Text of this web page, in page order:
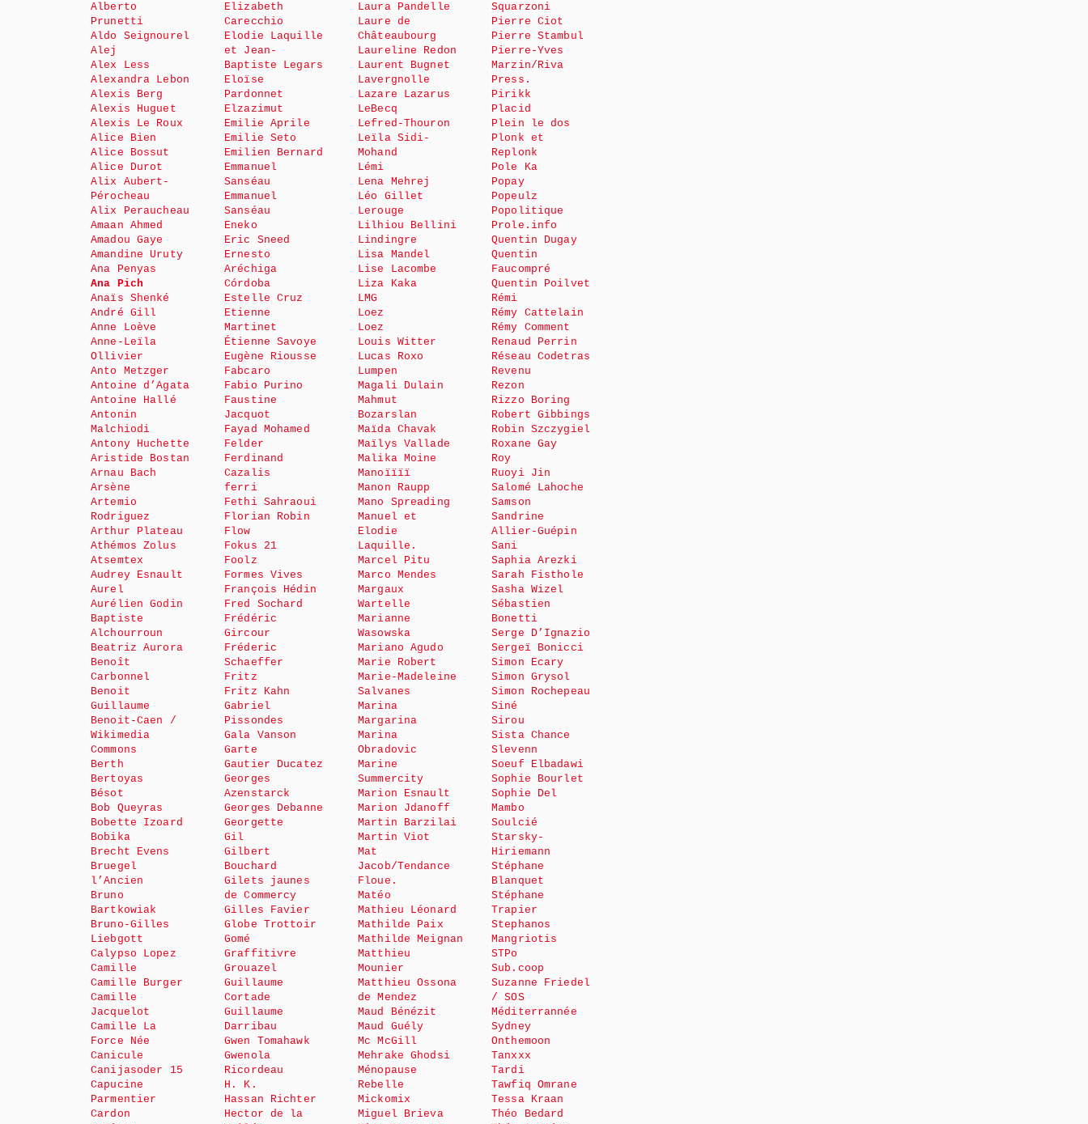
Alberto
Prunetti
Aldo Seignourel
Alej
Alex Less
Alexandra Lebon
Alexis Berg
Alexis Huguet
Alexis Le Roux
Alice Bien
Alice Bossut
Alice Durot
Alix Aubert-
Pérocheau
Alix Peraucheau
Amaan Ahmed
Amadou Gaye
Amandine Uruty
Ana Penyas
Ana Pich
Anaïs Shenké
André Gill
Anne Loève
Anne-Leïla
Ollivier
Anto Metzger
Antoine d’Agata
Antoine Hallé
Antonin
Malchiodi
Antony Huchette
Aristide Bostan
Arnau Bach
Arsène
Artemio
Rodriguez
Arthur Plateau
Athémos Zolus
Atsemtex
Audrey Esnault
Aurel
Aurélien Godin
Baptiste
Alchourroun
Beatriz Aurora
Benoît
Carbonnel
Benoit
Guillaume
Benoit-Caen /
Wikimedia
Commons
Berth
Bertoyas
Bésot
Bob Queyras
Bobette Izoard
Bobika
Brecht Evens
Bruegel
l’Ancien
Bruno
Bartkowiak
Bruno-Gilles
Liebgott
Calypso Lopez
Camille
Camille Burger
Camille
Jacquelot
Camille La
Force Née
Canicule
Canijasoder 15
Capucine
Parmentier
Cardon
Elizabeth
Carecchio
Elodie Laquille
et Jean-
Baptiste Legars
Eloïse
Pardonnet
Elzazimut
Emilie Aprile
Emilie Seto
Emilien Bernard
Emmanuel
Sanséau
Emmanuel
Sanséau
Eneko
Eric Sneed
Ernesto
Aréchiga
Córdoba
Estelle Cruz
Etienne
Martinet
Étienne Savoye
Eugène Riousse
Fabcaro
Fabio Purino
Faustine
Jacquot
Fayad Mohamed
Felder
Ferdinand
Cazalis
ferri
Fethi Sahraoui
Florian Robin
Flow
Fokus 21
Foolz
Formes Vives
François Hédin
Fred Sochard
Frédéric
Gircour
Fréderic
Schaeffer
Fritz
Fritz Kahn
Gabriel
Pissondes
Gala Vanson
Garte
Gautier Ducatez
Georges
Azenstarck
Georges Debanne
Georgette
Gil
Gilbert
Bouchard
Gilets jaunes
de Commercy
Gilles Favier
Globe Trottoir
Gomé
Graffitivre
Grouazel
Guillaume
Cortade
Guillaume
Darribau
Gwen Tomahawk
Gwenola
Ricordeau
H. K.
Hassan Richter
Hector de la
Laura Pandelle
Laure de
Châteaubourg
Laureline Redon
Laurent Bugnet
Lavergnolle
Lazare Lazarus
LeBecq
Lefred-Thouron
Leïla Sidi-
Mohand
Lémi
Lena Mehrej
Léo Gillet
Lerouge
Lilhiou Bellini
Lindingre
Lisa Mandel
Lise Lacombe
Liza Kaka
LMG
Loez
Loez
Louis Witter
Lucas Roxo
Lumpen
Magali Dulain
Mahmut
Bozarslan
Maïda Chavak
Maïlys Vallade
Malika Moine
Manoïïïï
Manon Raupp
Mano Spreading
Manuel et
Elodie
Laquille.
Marcel Pitu
Marco Mendes
Margaux
Wartelle
Marianne
Wasowska
Mariano Agudo
Marie Robert
Marie-Madeleine
Salvanes
Marina
Margarina
Marina
Obradovic
Marine
Summercity
Marion Esnault
Marion Jdanoff
Martin Barzilai
Martin Viot
Mat
Jacob/Tendance
Floue.
Matéo
Mathieu Léonard
Mathilde Paix
Mathilde Meignan
Matthieu
Mounier
Matthieu Ossona
de Mendez
Maud Bénézit
Maud Guély
Mc McGill
Mehrake Ghodsi
Ménopause
Rebelle
Mickomix
Miguel Brieva
Squarzoni
Pierre Ciot
Pierre Stambul
Pierre-Yves
Marzin/Riva
Press.
Pirikk
Placid
Plein le dos
Plonk et
Replonk
Pole Ka
Popay
Popeulz
Popolitique
Prole.info
Quentin Dugay
Quentin
Faucompré
Quentin Poilvet
Rémi
Rémy Cattelain
Rémy Comment
Renaud Perrin
Réseau Codetras
Revenu
Rezon
Rizzo Boring
Robert Gibbings
Robin Szczygiel
Roxane Gay
Roy
Ruoyi Jin
Salomé Lahoche
Samson
Sandrine
Allier-Guépin
Sani
Saphia Arezki
Sarah Fisthole
Sasha Wizel
Sébastien
Bonetti
Serge D’Ignazio
Sergeï Bonicci
Simon Ecary
Simon Grysol
Simon Rochepeau
Siné
Sirou
Sista Chance
Slevenn
Soeuf Elbadawi
Sophie Bourlet
Sophie Del
Mambo
Soulcié
Starsky-
Hiriemann
Stéphane
Blanquet
Stéphane
Trapier
Stephanos
Mangriotis
STPo
Sub.coop
Suzanne Friedel
/ SOS
Méditerrannée
Sydney
Onthemoon
Tanxxx
Tardi
Tawfiq Omrane
Tessa Kraan
Théo Bedard